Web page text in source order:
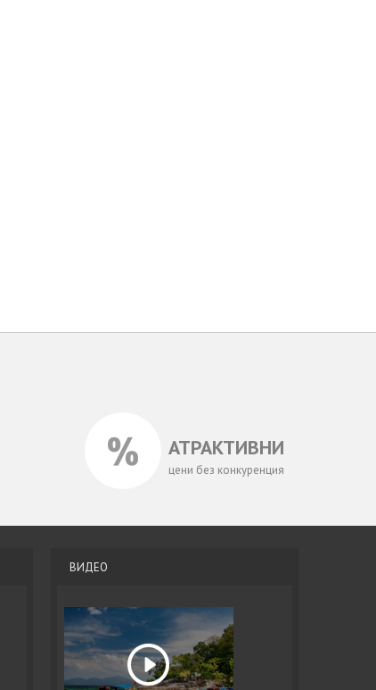
АТРАКТИВНИ
цени без конкуренция
ВИДЕО